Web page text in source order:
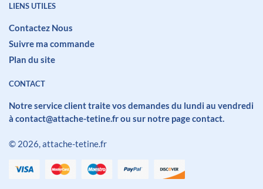
LIENS UTILES
Contactez Nous
Suivre ma commande
Plan du site
CONTACT
Notre service client traite vos demandes du lundi au vendredi
à contact@attache-tetine.fr ou sur notre page contact
© 2026, attache-tetine.fr